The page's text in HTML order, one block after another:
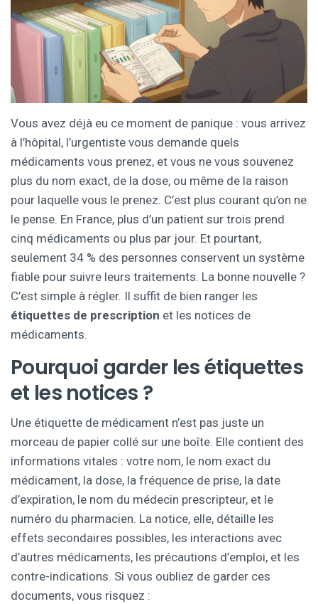
Vous avez déjà eu ce moment de panique : vous arrivez
à l’hôpital, l’urgentiste vous demande quels
médicaments vous prenez, et vous ne vous souvenez
plus du nom exact, de la dose, ou même de la raison
pour laquelle vous le prenez. C’est plus courant qu’on ne
le pense. En France, plus d’un patient sur trois prend
cinq médicaments ou plus par jour. Et pourtant,
seulement 34 % des personnes conservent un système
fiable pour suivre leurs traitements. La bonne nouvelle ?
C’est simple à régler. Il suffit de bien ranger les
étiquettes de prescription et les notices de
médicaments.
Pourquoi garder les étiquettes
et les notices ?
Une étiquette de médicament n’est pas juste un
morceau de papier collé sur une boîte. Elle contient des
informations vitales : votre nom, le nom exact du
médicament, la dose, la fréquence de prise, la date
d’expiration, le nom du médecin prescripteur, et le
numéro du pharmacien. La notice, elle, détaille les
effets secondaires possibles, les interactions avec
d’autres médicaments, les précautions d’emploi, et les
contre-indications. Si vous oubliez de garder ces
documents, vous risquez :